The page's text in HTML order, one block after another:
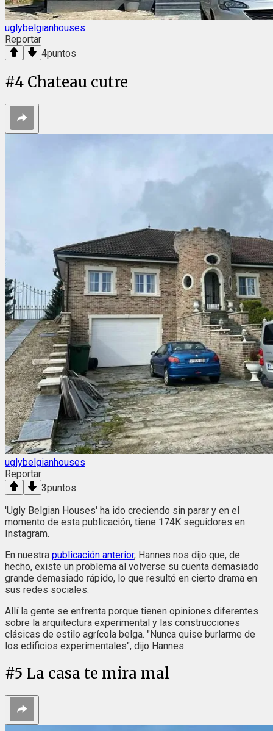
uglybelgianhouses
Reportar
4puntos
#4 Chateau cutre
uglybelgianhouses
Reportar
3puntos
'Ugly Belgian Houses' ha ido creciendo sin parar y en el
momento de esta publicación, tiene 174K seguidores en
Instagram.
En nuestra publicación anterior, Hannes nos dijo que, de
hecho, existe un problema al volverse su cuenta demasiado
grande demasiado rápido, lo que resultó en cierto drama en
sus redes sociales.
Allí la gente se enfrenta porque tienen opiniones diferentes
sobre la arquitectura experimental y las construcciones
clásicas de estilo agrícola belga. "Nunca quise burlarme de
los edificios experimentales", dijo Hannes.
#5 La casa te mira mal